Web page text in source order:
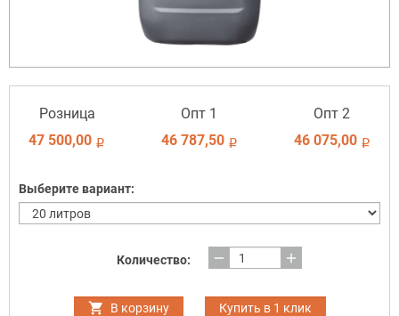
Розница
47 500,00 i
Опт 1
46 787,50 i
Опт 2
46 075,00 i
Выберите вариант:
Количество: remove add
В корзину Купить в 1 клик